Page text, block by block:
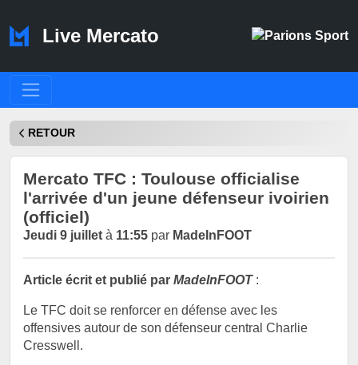
Live Mercato
RETOUR
Mercato TFC : Toulouse officialise
l'arrivée d'un jeune défenseur ivoirien
(officiel)
Jeudi 9 juillet à 11:55 par MadeInFOOT
Article écrit et publié par MadeInFOOT:
Le TFC doit se renforcer en défense avec les
offensives autour de son défenseur central Charlie
Cresswell.